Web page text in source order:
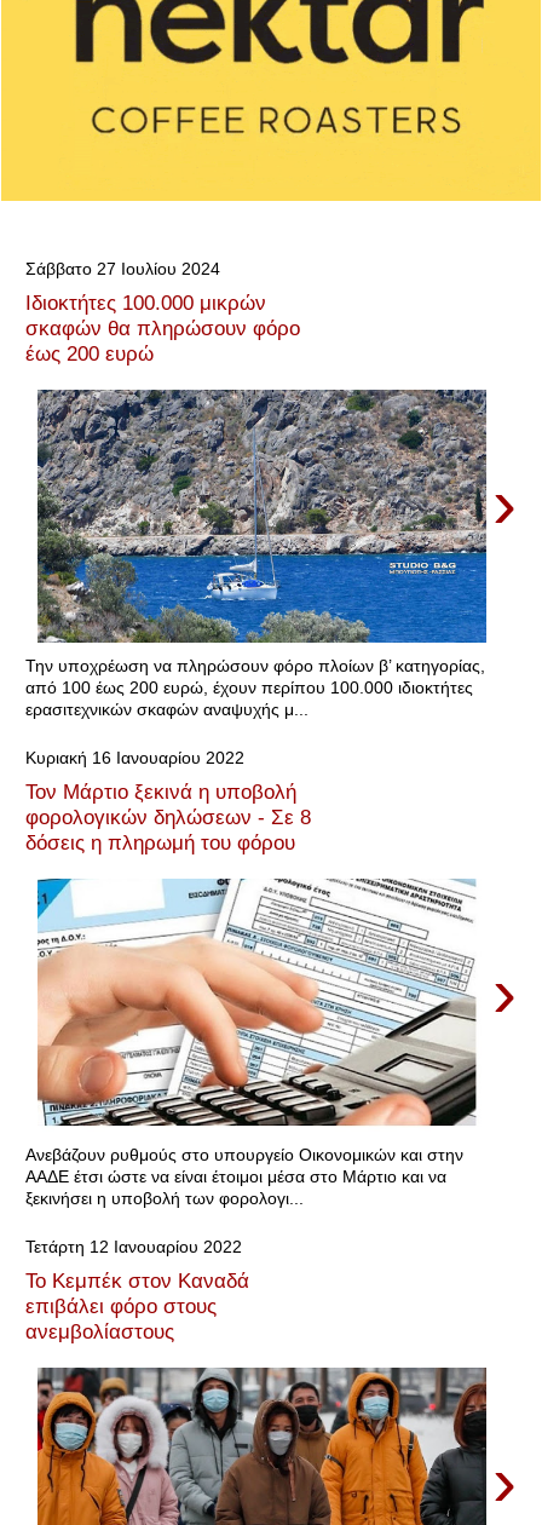
Σάββατο 27 Ιουλίου 2024
Ιδιοκτήτες 100.000 μικρών
σκαφών θα πληρώσουν φόρο
έως 200 ευρώ
›
Την υποχρέωση να πληρώσουν φόρο πλοίων β’ κατηγορίας,
από 100 έως 200 ευρώ, έχουν περίπου 100.000 ιδιοκτήτες
ερασιτεχνικών σκαφών αναψυχής μ...
Κυριακή 16 Ιανουαρίου 2022
Τον Μάρτιο ξεκινά η υποβολή
φορολογικών δηλώσεων - Σε 8
δόσεις η πληρωμή του φόρου
›
Ανεβάζουν ρυθμούς στο υπουργείο Οικονομικών και στην
ΑΑΔΕ έτσι ώστε να είναι έτοιμοι μέσα στο Μάρτιο και να
ξεκινήσει η υποβολή των φορολογι...
Τετάρτη 12 Ιανουαρίου 2022
Το Κεμπέκ στον Καναδά
επιβάλει φόρο στους
ανεμβολίαστους
›